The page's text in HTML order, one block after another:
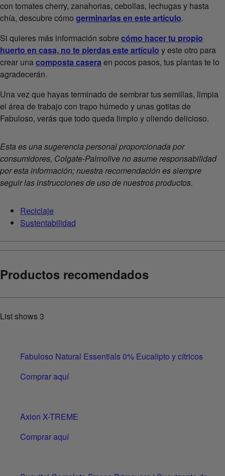
con tomates cherry, zanahorias, cebollas, lechugas y hasta
chía, descubre cómo germinarlas en este artículo.
Si quieres más información sobre cómo hacer tu propio
huerto en casa, no te pierdas este artículo y este otro para
crear unacomposta casera en pocos pasos, tus plantas te lo
agradecerán.
Una vez que hayas terminado de sembrar tus semillas, limpia
el área de trabajo con trapo húmedo y unas gotitas de
Fabuloso, verás que todo queda limpio y oliendo delicioso.
Esta es una sugerencia personal proporcionada por
consumidores, Colgate-Palmolive no asume responsabilidad
por esta información; nuestra recomendación es siempre
seguir las instrucciones de uso de nuestros productos.
Reciclaje
Sustentabilidad
Productos recomendados
List shows3
Fabuloso Natural Essentials 0% Eucalipto y cítricos
Comprar aquí
Axion X-TREME
Comprar aquí